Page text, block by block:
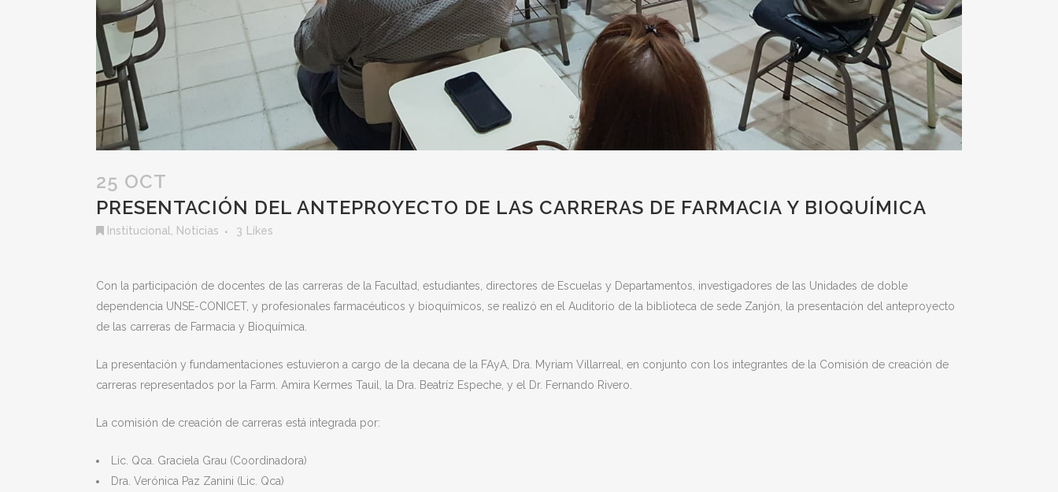
25 OCT
PRESENTACIÓN DEL ANTEPROYECTO DE LAS CARRERAS DE FARMACIA Y BIOQUÍMICA
Institucional Noticias 3 Likes
Con la participación de docentes de las carreras de la Facultad, estudiantes, directores de Escuelas y Departamentos, investigadores de las Unidades de doble
dependencia UNSE-CONICET, y profesionales farmacéuticos y bioquímicos, se realizó en el Auditorio de la biblioteca de sede Zanjón, la presentación del anteproyecto
de las carreras de Farmacia y Bioquímica.
La presentación y fundamentaciones estuvieron a cargo de la decana de la FAyA, Dra. Myriam Villarreal, en conjunto con los integrantes de la Comisión de creación de
carreras representados por la Farm. Amira Kermes Tauil, la Dra. Beatríz Espeche, y el Dr. Fernando Rivero.
La comisión de creación de carreras está integrada por:
Lic. Qca. Graciela Grau (Coordinadora)
Dra. Verónica Paz Zanini (Lic. Qca)